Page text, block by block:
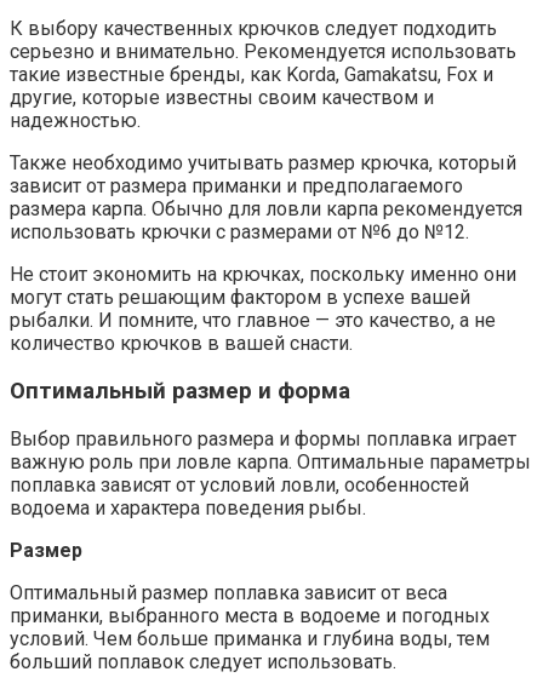
К выбору качественных крючков следует подходить
серьезно и внимательно. Рекомендуется использовать
такие известные бренды, как Korda, Gamakatsu, Fox и
другие, которые известны своим качеством и
надежностью.
Также необходимо учитывать размер крючка, который
зависит от размера приманки и предполагаемого
размера карпа. Обычно для ловли карпа рекомендуется
использовать крючки с размерами от №6 до №12.
Не стоит экономить на крючках, поскольку именно они
могут стать решающим фактором в успехе вашей
рыбалки. И помните, что главное — это качество, а не
количество крючков в вашей снасти.
Оптимальный размер и форма
Выбор правильного размера и формы поплавка играет
важную роль при ловле карпа. Оптимальные параметры
поплавка зависят от условий ловли, особенностей
водоема и характера поведения рыбы.
Размер
Оптимальный размер поплавка зависит от веса
приманки, выбранного места в водоеме и погодных
условий. Чем больше приманка и глубина воды, тем
больший поплавок следует использовать.